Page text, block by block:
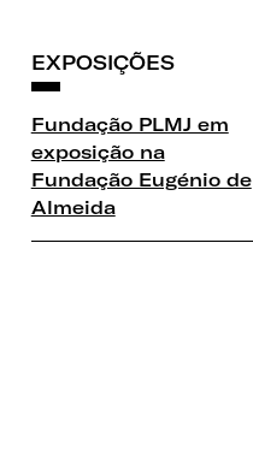
EXPOSIÇÕES
Fundação PLMJ em
exposição na
Fundação Eugénio de
Almeida